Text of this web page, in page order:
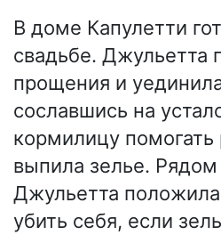
В доме Капулетти
свадьбе. Джульетта
прощения и
сославшись на
кормилицу
выпила зелье. Рядом
Джульетта
убить себя, если